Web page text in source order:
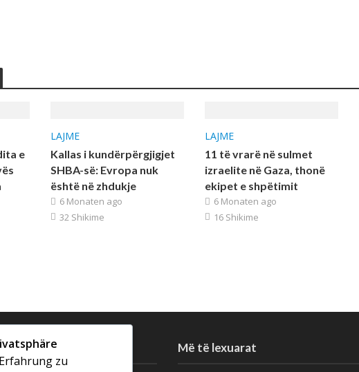
e
LAJME
Kallas i kundërpërgjigjet
SHBA-së: Evropa nuk
është në zhdukje
6 Monaten ago
32 Shikime
LAJME
11 të vrarë në sulmet
izraelite në Gaza, thonë
ekipet e shpëtimit
6 Monaten ago
16 Shikime
Më të lexuarat
zu